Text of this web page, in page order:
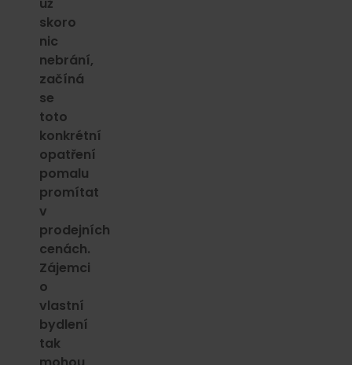
skoro
nic
nebrání,
začíná
se
toto
konkrétní
opatření
pomalu
promítat
v
prodejních
cenách.
Zájemci
o
vlastní
bydlení
tak